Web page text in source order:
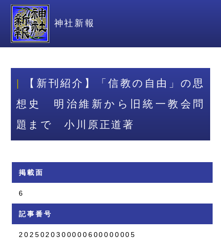
神社新報
【新刊紹介】「信教の自由」の思
想史 明治維新から旧統一教会問
題まで 小川原正道著
掲載面
6
記事番号
2025020300000600000005